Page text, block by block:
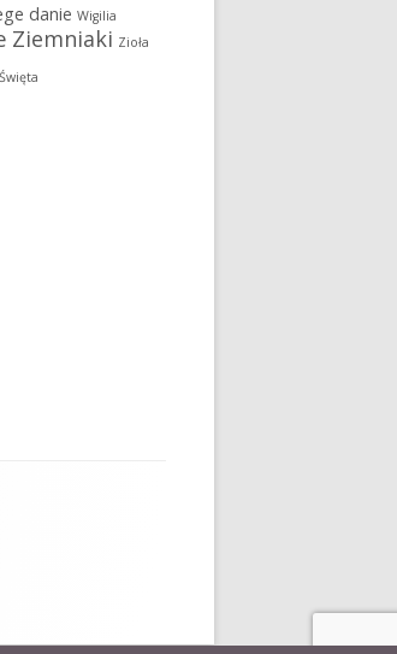
danie Wigilia
Ziemniaki Zioła
Święta